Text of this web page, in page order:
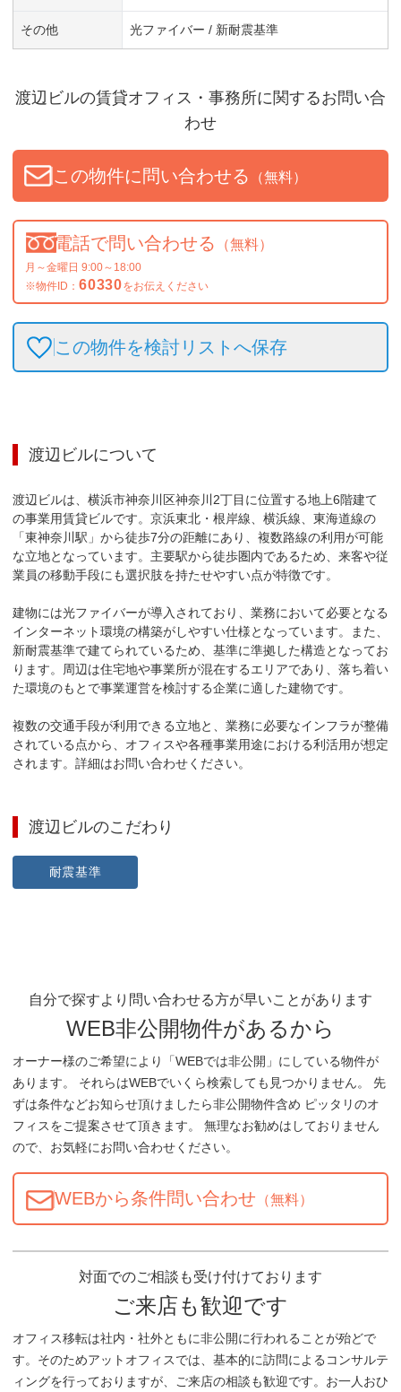
その他 光ファイバー / 新耐震基準
渡辺ビルの賃貸オフィス・事務所に関するお問い合
わせ
この物件に問い合わせる （無料）
電話で問い合わせる （無料）
月～金曜日 9:00～18:00
※物件ID： 60330をお伝えください
この物件を検討リストへ保存
渡辺ビルについて
渡辺ビルは、横浜市神奈川区神奈川2丁目に位置する地上6階建て
の事業用賃貸ビルです。京浜東北・根岸線、横浜線、東海道線の
「東神奈川駅」から徒歩7分の距離にあり、複数路線の利用が可能
な立地となっています。主要駅から徒歩圏内であるため、来客や従
業員の移動手段にも選択肢を持たせやすい点が特徴です。
建物には光ファイバーが導入されており、業務において必要となる
インターネット環境の構築がしやすい仕様となっています。また、
新耐震基準で建てられているため、基準に準拠した構造となってお
ります。周辺は住宅地や事業所が混在するエリアであり、落ち着い
た環境のもとで事業運営を検討する企業に適した建物です。
複数の交通手段が利用できる立地と、業務に必要なインフラが整備
されている点から、オフィスや各種事業用途における利活用が想定
されます。詳細はお問い合わせください。
渡辺ビルのこだわり
耐震基準
自分で探すより問い合わせる方が早いことがあります
WEB非公開物件があるから
オーナー様のご希望により「WEBでは非公開」にしている物件が
あります。 それらはWEBでいくら検索しても見つかりません。 先
ずは条件などお知らせ頂けましたら非公開物件含め ピッタリのオ
フィスをご提案させて頂きます。 無理なお勧めはしておりません
ので、お気軽にお問い合わせください。
WEBから条件問い合わせ （無料）
対面でのご相談も受け付けております
ご来店も歓迎です
オフィス移転は社内・社外ともに非公開に行われることが殆どで
す。そのためアットオフィスでは、基本的に訪問によるコンサルテ
ィングを行っておりますが、ご来店の相談も歓迎です。お一人おひ